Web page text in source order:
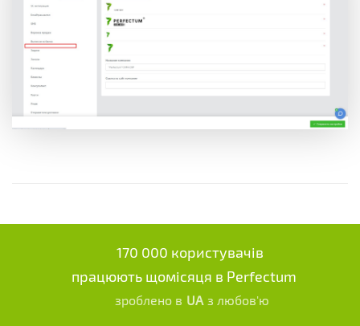
170 000 користувачів
працюють щомісяця в Perfectum
зроблено в UA з любов'ю